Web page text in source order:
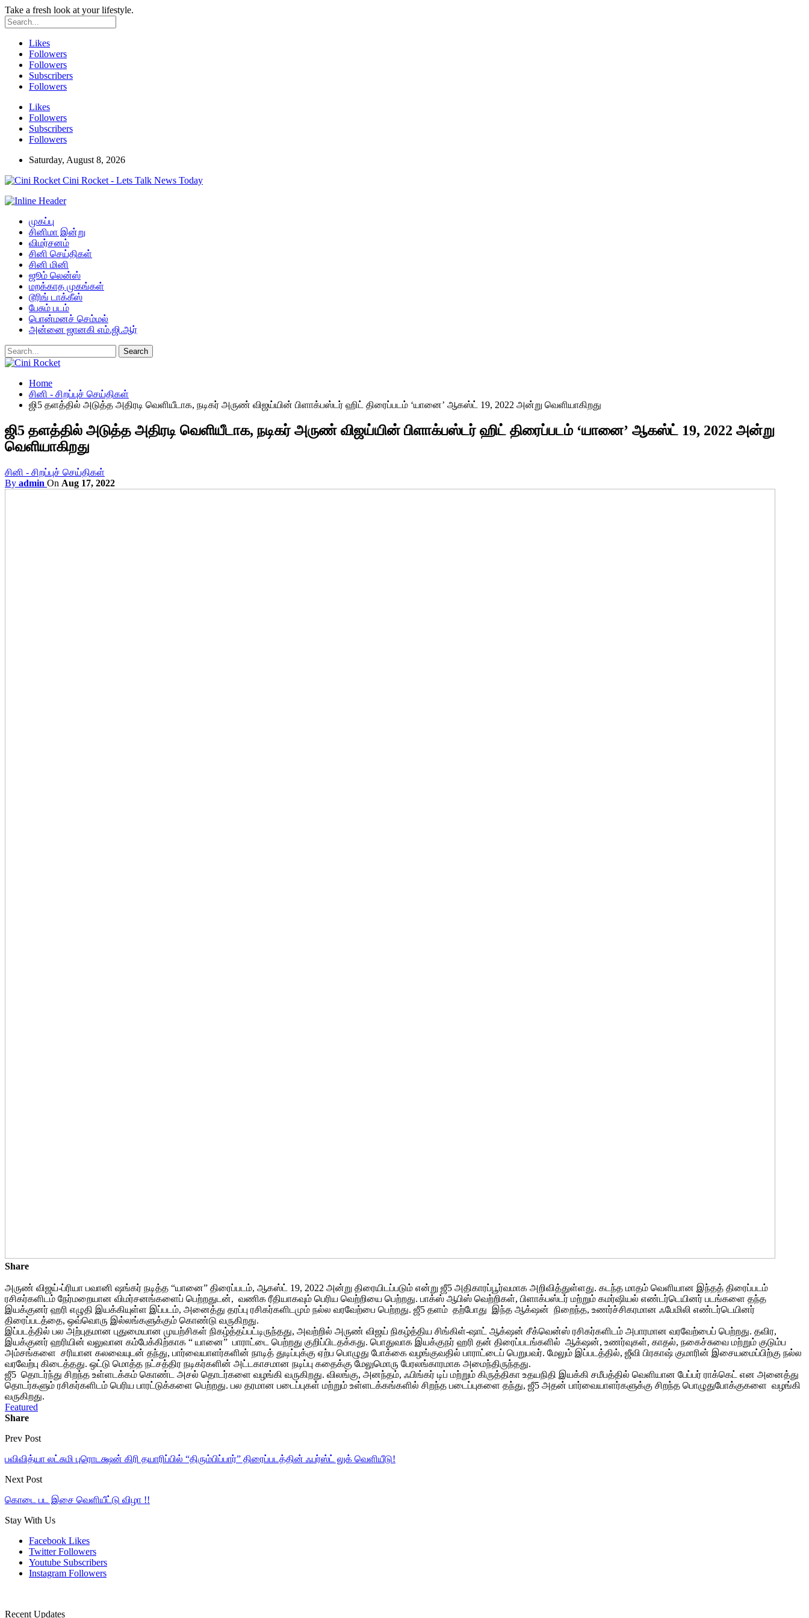
Take a fresh look at your lifestyle.
Likes
Followers
Followers
Subscribers
Followers
Likes
Followers
Subscribers
Followers
Saturday, August 8, 2026
Cini Rocket - Lets Talk News Today
முகப்பு
சினிமா இன்று
விமர்சனம்
சினி செய்திகள்
சினி மினி
ஜூம் லென்ஸ்
மறக்காத முகங்கள்
டூரிங் டாக்கீஸ்
பேசும் படம்
பொன்மனச் செம்மல்
அன்னை ஜானகி எம்.ஜி.ஆர்
Home
சினி - சிறப்புச் செய்திகள்
ஜி5 தளத்தில் அடுத்த அதிரடி வெளியீடாக, நடிகர் அருண் விஜய்யின் பிளாக்பஸ்டர் ஹிட் திரைப்படம் ‘யானை’ ஆகஸ்ட் 19, 2022 அன்று வெளியாகிறது
ஜி5 தளத்தில் அடுத்த அதிரடி வெளியீடாக, நடிகர் அருண் விஜய்யின் பிளாக்பஸ்டர் ஹிட் திரைப்படம் ‘யானை’ ஆகஸ்ட் 19, 2022 அன்று
வெளியாகிறது
சினி - சிறப்புச் செய்திகள்
By admin On Aug 17, 2022
Share
அருண் விஜய்-ப்ரியா பவானி ஷங்கர் நடித்த “யானை” திரைப்படம், ஆகஸ்ட் 19, 2022 அன்று திரையிடப்படும் என்று ஜீ5 அதிகாரப்பூர்வமாக அறிவித்துள்ளது. கடந்த மாதம் வெளியான இந்தத் திரைப்படம்
ரசிகர்களிடம் நேர்மறையான விமர்சனங்களைப் பெற்றதுடன், வணிக ரீதியாகவும் பெரிய வெற்றியை பெற்றது. பாக்ஸ் ஆபிஸ் வெற்றிகள், பிளாக்பஸ்டர் மற்றும் கமர்ஷியல் எண்டர்டெயினர் படங்களை தந்த
இயக்குனர் ஹரி எழுதி இயக்கியுள்ள இப்படம், அனைத்து தரப்பு ரசிகர்களிடமும் நல்ல வரவேற்பை பெற்றது. ஜீ5 தளம் தற்போது இந்த ஆக்‌ஷன் நிறைந்த, உணர்ச்சிகரமான ஃபேமிலி எண்டர்டெயினர்
திரைப்படத்தை, ஒவ்வொரு இல்லங்களுக்கும் கொண்டு வருகிறது.
இப்படத்தில் பல அற்புதமான புதுமையான முயற்சிகள் நிகழ்த்தப்பட்டிருந்தது, அவற்றில் அருண் விஜய் நிகழ்த்திய சிங்கிள்-ஷாட் ஆக்‌ஷன் சீக்வென்ஸ் ரசிகர்களிடம் அபாரமான வரவேற்பைப் பெற்றது. தவிர,
இயக்குனர் ஹரியின் வலுவான கம்பேக்கிற்காக “ யானை” பாராட்டை பெற்றது குறிப்பிடதக்கது. பொதுவாக இயக்குநர் ஹரி தன் திரைப்படங்களில் ஆக்‌ஷன், உணர்வுகள், காதல், நகைச்சுவை மற்றும் குடும்ப
அம்சங்களை சரியான கலவையுடன் தந்து, பார்வையாளர்களின் நாடித் துடிப்புக்கு ஏற்ப பொழுது போக்கை வழங்குவதில் பாராட்டைப் பெறுபவர். மேலும் இப்படத்தில், ஜீவி பிரகாஷ் குமாரின் இசையமைப்பிற்கு நல்ல
வரவேற்பு கிடைத்தது. ஒட்டு மொத்த நட்சத்திர நடிகர்களின் அட்டகாசமான நடிப்பு கதைக்கு மேலுமொரு பேரலங்காரமாக அமைந்திருந்தது.
ஜீ5 தொடர்ந்து சிறந்த உள்ளடக்கம் கொண்ட அசல் தொடர்களை வழங்கி வருகிறது. விலங்கு, அனந்தம், ஃபிங்கர் டிப் மற்றும் கிருத்திகா உதயநிதி இயக்கி சமீபத்தில் வெளியான பேப்பர் ராக்கெட் என அனைத்து
தொடர்களும் ரசிகர்களிடம் பெரிய பாரட்டுக்களை பெற்றது. பல தரமான படைப்புகள் மற்றும் உள்ளடக்கங்களில் சிறந்த படைப்புகளை தந்து, ஜீ5 அதன் பார்வையாளர்களுக்கு சிறந்த பொழுதுபோக்குகளை வழங்கி
வருகிறது.
Featured
Share
Prev Post
பவிவித்யா லட்சுமி புரொடக்ஷன் கிரி தயாரிப்பில் “திரும்பிப்பார்” திரைப்படத்தின் ஃபர்ஸ்ட் லுக் வெளியீடு!
Next Post
கொடை பட இசை வெளியீட்டு விழா !!
Stay With Us
Facebook Likes
Twitter Followers
Youtube Subscribers
Instagram Followers
Recent Updates